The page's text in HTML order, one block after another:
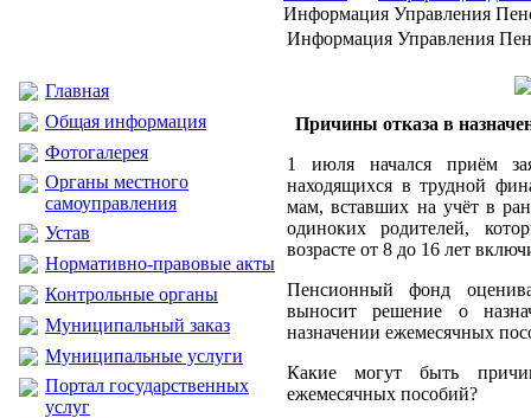
Главная
Общая информация
Фотогалерея
Органы местного
самоуправления
Устав
Нормативно-правовые акты
Контрольные органы
Муниципальный заказ
Муниципальные услуги
Портал государственных
услуг
Информация Управления
Информация Управления
Причины отказа в
1 июля начался приём
находящихся в трудной
мам, вставших на учёт в
одиноких родителей,
возрасте от 8 до 16 лет
Пенсионный фонд
выносит решение о
назначении ежемесячных
Какие могут быть
ежемесячных пособий?